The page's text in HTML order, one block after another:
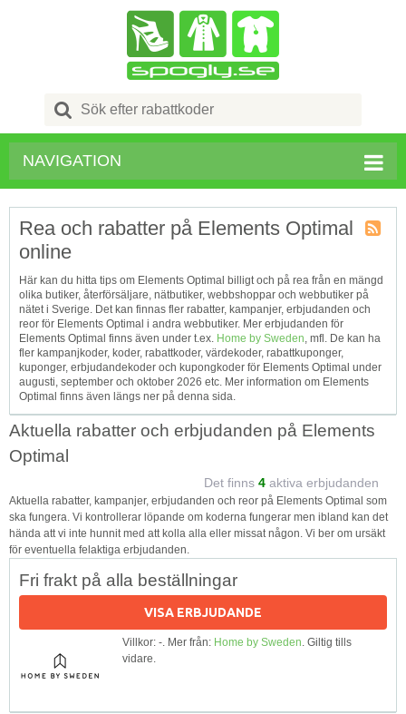
Search
for:
NAVIGATION
RSS
Rea och rabatter på Elements Optimal
online
Här kan du hitta tips om Elements Optimal billigt och på rea från en mängd
olika butiker, återförsäljare, nätbutiker, webbshoppar och webbutiker på
nätet i Sverige. Det kan finnas fler rabatter, kampanjer, erbjudanden och
reor för Elements Optimal i andra webbutiker. Mer erbjudanden för
Elements Optimal finns även under t.ex. Home by Sweden, mfl. De kan ha
fler kampanjkoder, koder, rabattkoder, värdekoder, rabattkuponger,
kuponger, erbjudandekoder och kupongkoder för Elements Optimal under
augusti, september och oktober 2026 etc. Mer information om Elements
Optimal finns även längs ner på denna sida.
Aktuella rabatter och erbjudanden på Elements
Optimal
Det finns 4 aktiva erbjudanden
Aktuella rabatter, kampanjer, erbjudanden och reor på Elements Optimal som
ska fungera. Vi kontrollerar löpande om koderna fungerar men ibland kan det
hända att vi inte hunnit med att kolla alla eller missat någon. Vi ber om ursäkt
för eventuella felaktiga erbjudanden.
Fri frakt på alla beställningar
VISA ERBJUDANDE
Villkor: -. Mer från: Home by Sweden. Giltig tills
vidare.